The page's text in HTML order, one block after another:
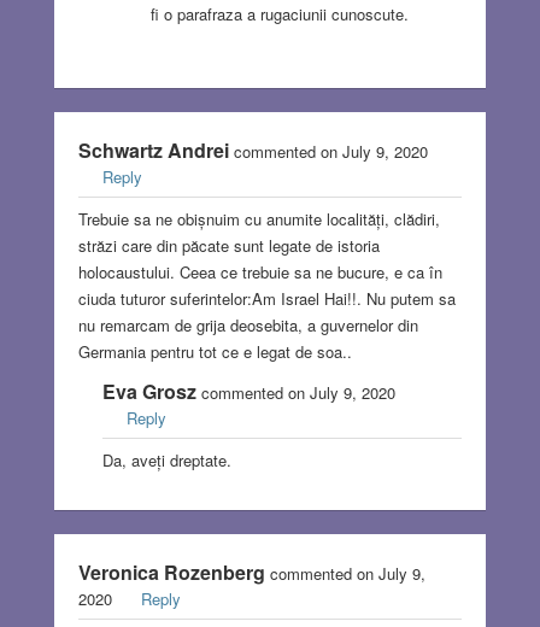
fi o parafraza a rugaciunii cunoscute.
Schwartz Andreicommented on July 9, 2020
Reply
Trebuie sa ne obișnuim cu anumite localități, clădiri,
străzi care din păcate sunt legate de istoria
holocaustului. Ceea ce trebuie sa ne bucure, e ca în
ciuda tuturor suferintelor:Am Israel Hai!!. Nu putem sa
nu remarcam de grija deosebita, a guvernelor din
Germania pentru tot ce e legat de soa..
Eva Groszcommented on July 9, 2020
Reply
Da, aveți dreptate.
Veronica Rozenberg commented on July 9,
2020
Reply